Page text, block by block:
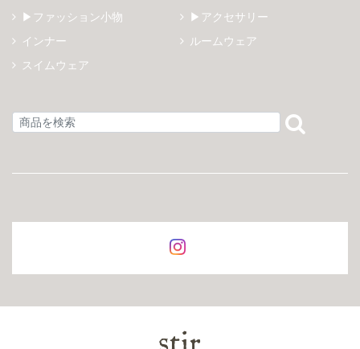
▶ファッション小物
▶アクセサリー
インナー
ルームウェア
スイムウェア